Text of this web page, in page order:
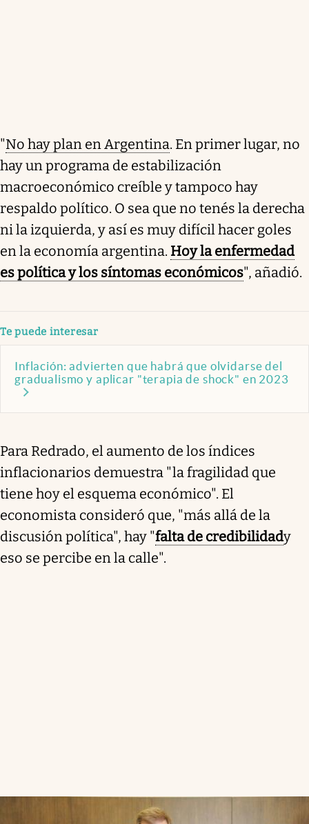
"No hay plan en Argentina. En primer lugar, no
hay un programa de estabilización
macroeconómico creíble y tampoco hay
respaldo político. O sea que no tenés la derecha
ni la izquierda, y así es muy difícil hacer goles
en la economía argentina. Hoy la enfermedad
es política y los síntomas económicos", añadió.
Te puede interesar
Inflación: advierten que habrá que olvidarse del
gradualismo y aplicar "terapia de shock" en 2023
Para Redrado, el aumento de los índices
inflacionarios demuestra "la fragilidad que
tiene hoy el esquema económico". El
economista consideró que, "más allá de la
discusión política", hay "falta de credibilidady
eso se percibe en la calle".